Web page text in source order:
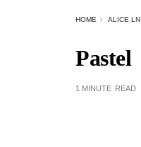
HOME ALICE LN
Pastel
1 MINUTE READ